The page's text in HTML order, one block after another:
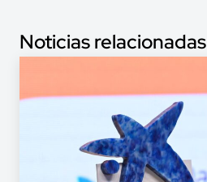
Noticias relacionadas